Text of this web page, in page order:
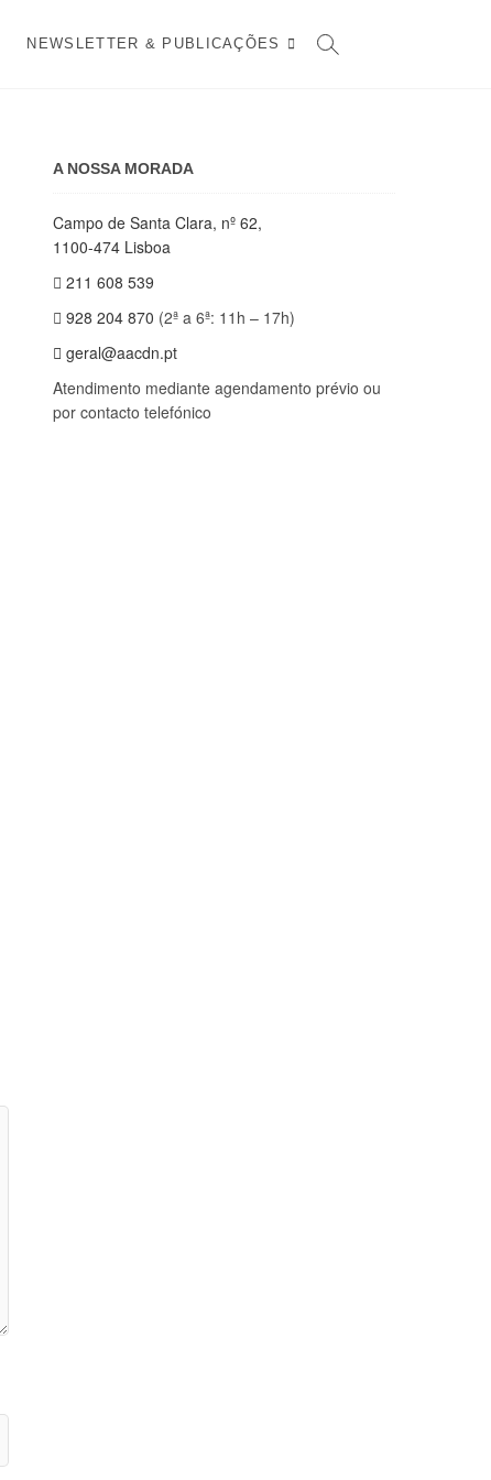
NEWSLETTER & PUBLICAÇÕES
A NOSSA MORADA
Campo de Santa Clara, nº 62,
1100-474 Lisboa
211 608 539
928 204 870 (2ª a 6ª: 11h – 17h)
geral@aacdn.pt
Atendimento mediante agendamento prévio ou
por contacto telefónico